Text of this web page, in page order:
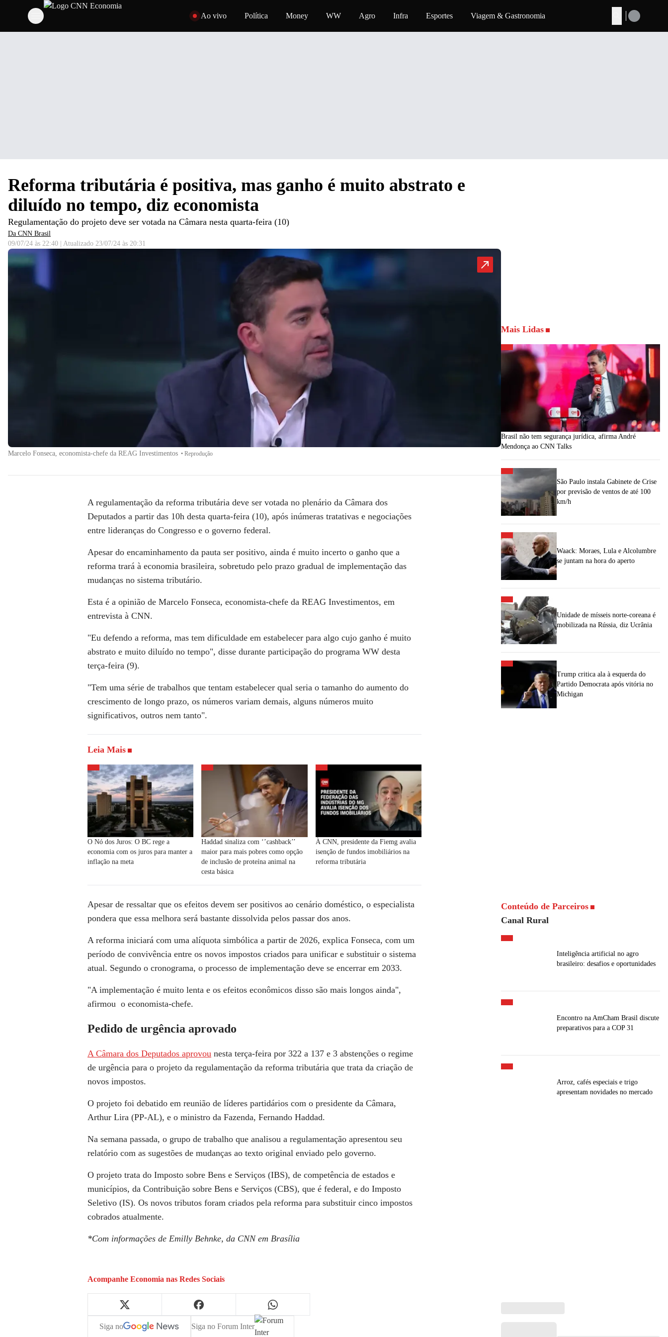
Buscar
Pular para o conteúdo
Ao vivo Política Money WW Agro Infra Esportes Viagem & Gastronomia
Reforma tributária é positiva, mas ganho é muito abstrato e
diluído no tempo, diz economista
Regulamentação do projeto deve ser votada na Câmara nesta quarta-feira (10)
Da CNN Brasil
09/07/24 às 22:40
Atualizado 23/07/24 às 20:31
Marcelo Fonseca, economista-chefe da REAG Investimentos • Reprodução
A regulamentação da reforma tributária deve ser votada no plenário da Câmara dos
Deputados a partir das 10h desta quarta-feira (10), após inúmeras tratativas e negociações
entre lideranças do Congresso e o governo federal.
Apesar do encaminhamento da pauta ser positivo, ainda é muito incerto o ganho que a
reforma trará à economia brasileira, sobretudo pelo prazo gradual de implementação das
mudanças no sistema tributário.
Esta é a opinião de Marcelo Fonseca, economista-chefe da REAG Investimentos, em
entrevista à CNN.
"Eu defendo a reforma, mas tem dificuldade em estabelecer para algo cujo ganho é muito
abstrato e muito diluído no tempo", disse durante participação do programa WW desta
terça-feira (9).
"Tem uma série de trabalhos que tentam estabelecer qual seria o tamanho do aumento do
crescimento de longo prazo, os números variam demais, alguns números muito
significativos, outros nem tanto".
Leia Mais
O Nó dos Juros: O BC rege a
economia com os juros para manter a
inflação na meta
Haddad sinaliza com ‘’cashback’’
maior para mais pobres como opção
de inclusão de proteína animal na
cesta básica
À CNN, presidente da Fiemg avalia
isenção de fundos imobiliários na
reforma tributária
Apesar de ressaltar que os efeitos devem ser positivos ao cenário doméstico, o especialista
pondera que essa melhora será bastante dissolvida pelos passar dos anos.
A reforma iniciará com uma alíquota simbólica a partir de 2026, explica Fonseca, com um
período de convivência entre os novos impostos criados para unificar e substituir o sistema
atual. Segundo o cronograma, o processo de implementação deve se encerrar em 2033.
"A implementação é muito lenta e os efeitos econômicos disso são mais longos ainda",
afirmou o economista-chefe.
Pedido de urgência aprovado
A Câmara dos Deputados aprovou nesta terça-feira por 322 a 137 e 3 abstenções o regime
de urgência para o projeto da regulamentação da reforma tributária que trata da criação de
novos impostos.
O projeto foi debatido em reunião de líderes partidários com o presidente da Câmara,
Arthur Lira (PP-AL), e o ministro da Fazenda, Fernando Haddad.
Na semana passada, o grupo de trabalho que analisou a regulamentação apresentou seu
relatório com as sugestões de mudanças ao texto original enviado pelo governo.
O projeto trata do Imposto sobre Bens e Serviços (IBS), de competência de estados e
municípios, da Contribuição sobre Bens e Serviços (CBS), que é federal, e do Imposto
Seletivo (IS). Os novos tributos foram criados pela reforma para substituir cinco impostos
cobrados atualmente.
*Com informações de Emilly Behnke, da CNN em Brasília
Acompanhe Economia nas Redes Sociais
Siga no Siga no Forum Inter
Mais Lidas
Brasil não tem segurança jurídica, afirma André
Mendonça ao CNN Talks
São Paulo instala Gabinete de Crise
por previsão de ventos de até 100
km/h
Waack: Moraes, Lula e Alcolumbre
se juntam na hora do aperto
Unidade de mísseis norte-coreana é
mobilizada na Rússia, diz Ucrânia
Trump critica ala à esquerda do
Partido Democrata após vitória no
Michigan
Conteúdo de Parceiros
Canal Rural
Inteligência artificial no agro
brasileiro: desafios e oportunidades
Encontro na AmCham Brasil discute
preparativos para a COP 31
Arroz, cafés especiais e trigo
apresentam novidades no mercado